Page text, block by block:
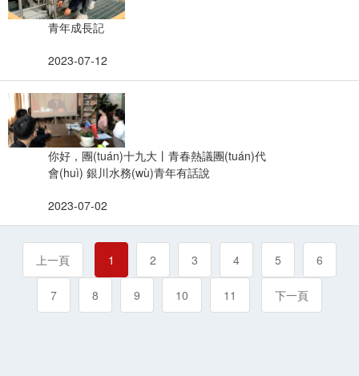
青年成長記
2023-07-12
你好，團(tuán)十九大丨青春熱議團(tuán)代
會(huì) 銀川水務(wù)青年有話說
2023-07-02
上一頁 1 2 3 4 5 6
7 8 9 10 11 下一頁